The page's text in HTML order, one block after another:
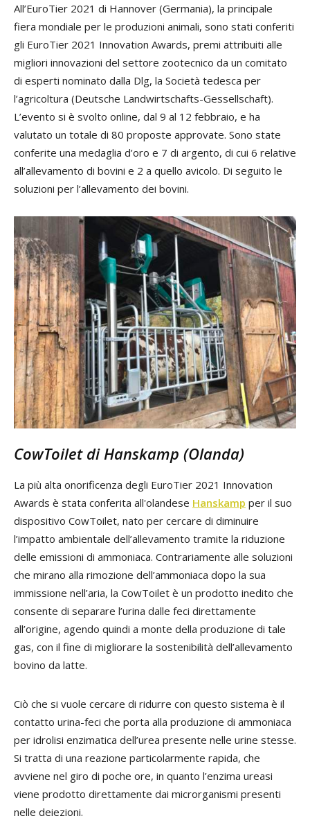
All’EuroTier 2021 di Hannover (Germania), la principale
fiera mondiale per le produzioni animali, sono stati conferiti
gli EuroTier 2021 Innovation Awards, premi attribuiti alle
migliori innovazioni del settore zootecnico da un comitato
di esperti nominato dalla Dlg, la Società tedesca per
l’agricoltura (Deutsche Landwirtschafts-Gessellschaft).
L’evento si è svolto online, dal 9 al 12 febbraio, e ha
valutato un totale di 80 proposte approvate. Sono state
conferite una medaglia d’oro e 7 di argento, di cui 6 relative
all’allevamento di bovini e 2 a quello avicolo. Di seguito le
soluzioni per l’allevamento dei bovini.
CowToilet di Hanskamp (Olanda)
La più alta onorificenza degli EuroTier 2021 Innovation
Awards è stata conferita all'olandese Hanskamp per il suo
dispositivo CowToilet, nato per cercare di diminuire
l’impatto ambientale dell’allevamento tramite la riduzione
delle emissioni di ammoniaca. Contrariamente alle soluzioni
che mirano alla rimozione dell’ammoniaca dopo la sua
immissione nell’aria, la CowToilet è un prodotto inedito che
consente di separare l’urina dalle feci direttamente
all’origine, agendo quindi a monte della produzione di tale
gas, con il fine di migliorare la sostenibilità dell’allevamento
bovino da latte.
Ciò che si vuole cercare di ridurre con questo sistema è il
contatto urina-feci che porta alla produzione di ammoniaca
per idrolisi enzimatica dell’urea presente nelle urine stesse.
Si tratta di una reazione particolarmente rapida, che
avviene nel giro di poche ore, in quanto l’enzima ureasi
viene prodotto direttamente dai microrganismi presenti
nelle deiezioni.